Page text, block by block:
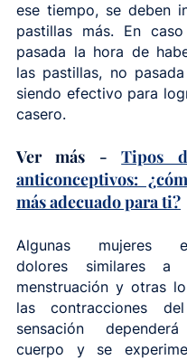
ese tiempo, se deben
pastillas más. En
pasada la hora de
las pastillas, no
siendo efectivo para
casero.
Ver más - Tipos
anticonceptivos:
más adecuado para ti?
Algunas mujeres
dolores similares
menstruación y otras
las contracciones
sensación
cuerpo y se